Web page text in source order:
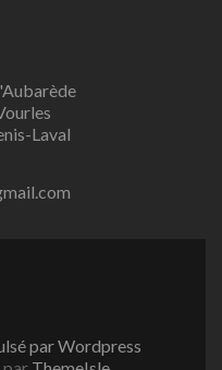
Laval
par Wordpress